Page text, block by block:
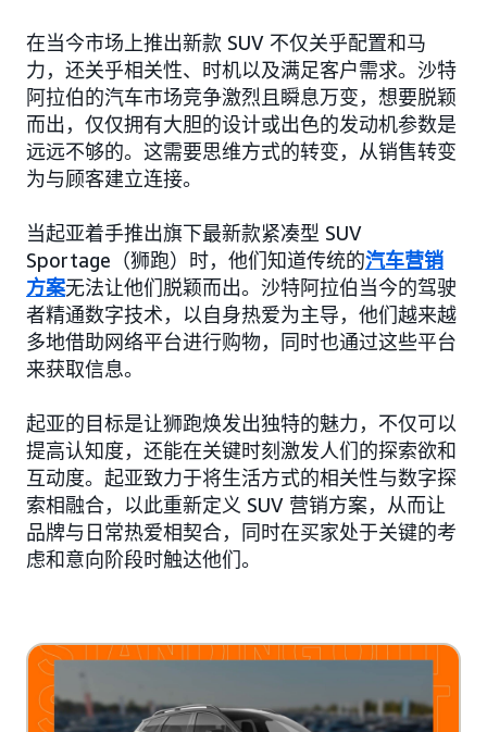
在当今市场上推出新款 SUV 不仅关乎配置和马
力，还关乎相关性、时机以及满足客户需求。沙特
阿拉伯的汽车市场竞争激烈且瞬息万变，想要脱颖
而出，仅仅拥有大胆的设计或出色的发动机参数是
远远不够的。这需要思维方式的转变，从销售转变
为与顾客建立连接。
当起亚着手推出旗下最新款紧凑型 SUV
Sportage（狮跑）时，他们知道传统的汽车营销
方案无法让他们脱颖而出。沙特阿拉伯当今的驾驶
者精通数字技术，以自身热爱为主导，他们越来越
多地借助网络平台进行购物，同时也通过这些平台
来获取信息。
起亚的目标是让狮跑焕发出独特的魅力，不仅可以
提高认知度，还能在关键时刻激发人们的探索欲和
互动度。起亚致力于将生活方式的相关性与数字探
索相融合，以此重新定义 SUV 营销方案，从而让
品牌与日常热爱相契合，同时在买家处于关键的考
虑和意向阶段时触达他们。